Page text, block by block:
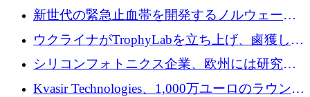
億ユーロの防衛および二重用途成長基金EDM
を開始、ヨーロッパのシリコンフォトニクス
に警告
新世代の緊急止血帯を開発するノルウェーの
スタートアップ企業を紹介する
ウクライナがTrophyLabを立ち上げ、鹵獲した
ロシア兵器を戦場の研究開発プラットフォー
ムに変える
シリコンフォトニクス企業、欧州には研究を
商業的に成功させるためのインフラが不足し
Kvasir Technologies、1,000万ユーロのラウンド